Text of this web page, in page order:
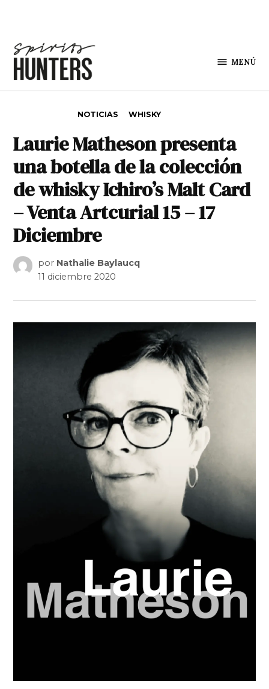
MENÚ
NOTICIAS WHISKY
Laurie Matheson presenta
una botella de la colección
de whisky Ichiro’s Malt Card
– Venta Artcurial 15 – 17
Diciembre
por Nathalie Baylaucq
11 diciembre 2020